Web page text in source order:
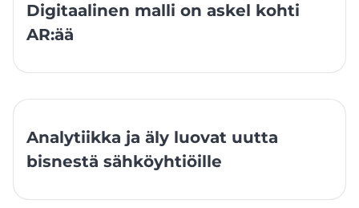
Digitaalinen malli on askel kohti
AR:ää
Analytiikka ja äly luovat uutta
bisnestä sähköyhtiöille